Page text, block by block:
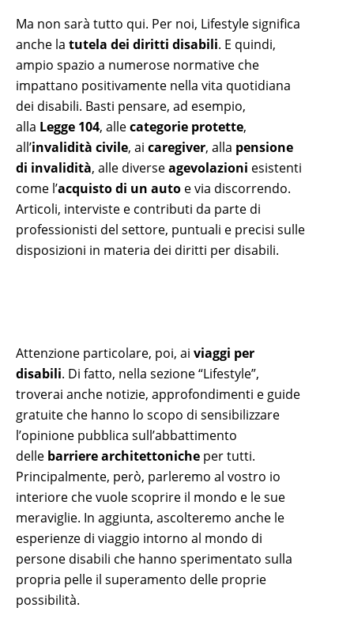
Ma non sarà tutto qui. Per noi, Lifestyle significa
anche la tutela dei diritti disabili. E quindi,
ampio spazio a numerose normative che
impattano positivamente nella vita quotidiana
dei disabili. Basti pensare, ad esempio,
alla Legge 104, allecategorie protette,
all’invalidità civile, ai caregiver, alla pensione
di invalidità, alle diverseagevolazioni esistenti
come l’acquisto di un auto e via discorrendo.
Articoli, interviste e contributi da parte di
professionisti del settore, puntuali e precisi sulle
disposizioni in materia dei diritti per disabili.
Attenzione particolare, poi, ai viaggi per
disabili. Di fatto, nella sezione “Lifestyle”,
troverai anche notizie, approfondimenti e guide
gratuite che hanno lo scopo di sensibilizzare
l’opinione pubblica sull’abbattimento
delle barriere architettoniche per tutti.
Principalmente, però, parleremo al vostro io
interiore che vuole scoprire il mondo e le sue
meraviglie. In aggiunta, ascolteremo anche le
esperienze di viaggio intorno al mondo di
persone disabili che hanno sperimentato sulla
propria pelle il superamento delle proprie
possibilità.